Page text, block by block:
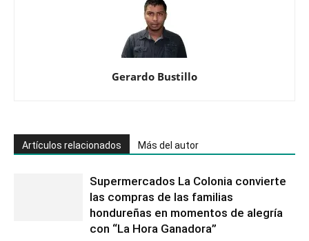
Gerardo Bustillo
Artículos relacionados Más del autor
Supermercados La Colonia convierte
las compras de las familias
hondureñas en momentos de alegría
con “La Hora Ganadora”